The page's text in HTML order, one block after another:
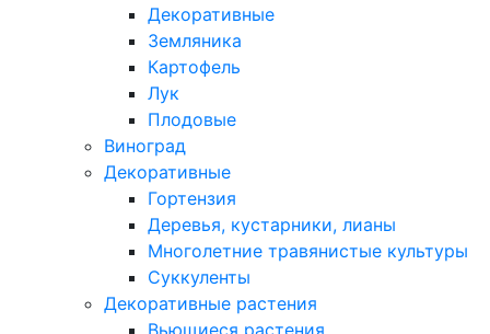
Декоративные
Земляника
Картофель
Лук
Плодовые
Виноград
Декоративные
Гортензия
Деревья, кустарники, лианы
Многолетние травянистые культуры
Суккуленты
Декоративные растения
Вьющиеся растения